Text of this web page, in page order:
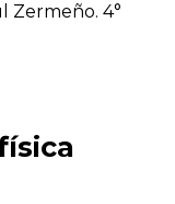
Zermeño. 4°